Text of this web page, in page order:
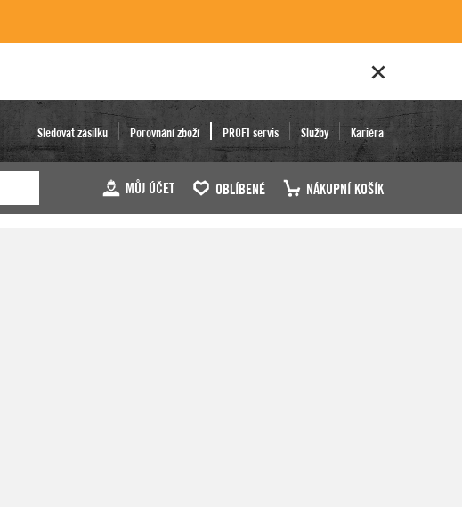
Sledovat zásilku Porovnání zboží PROFI servis Služby Kariéra
MŮJ ÚČET OBLÍBENÉ NÁKUPNÍ KOŠÍK